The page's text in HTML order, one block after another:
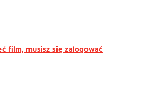
film, musisz się zalogować